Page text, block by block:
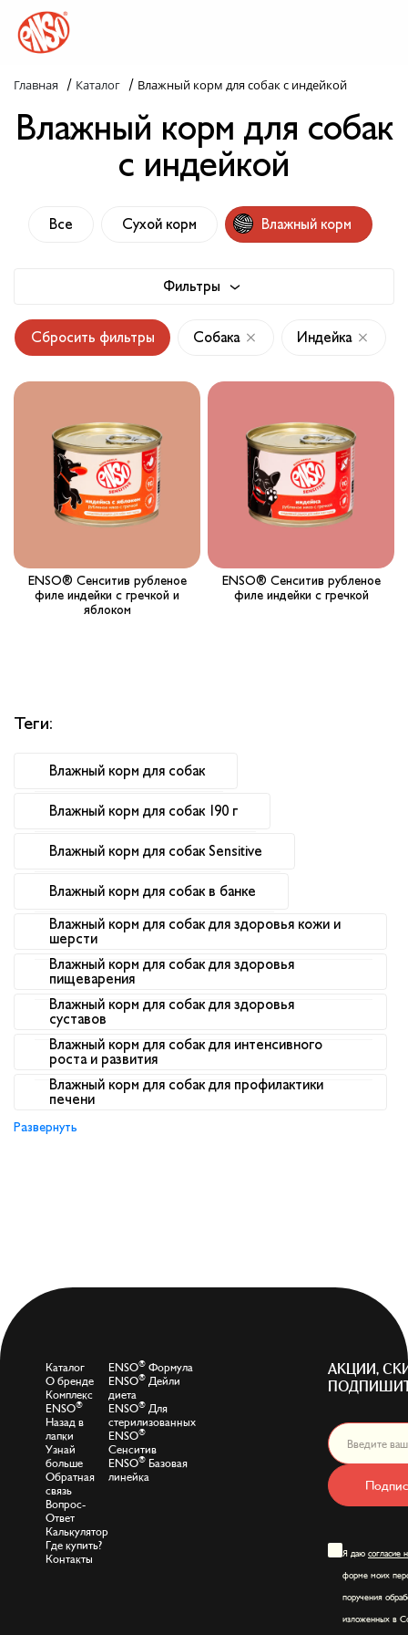
Назад в лапки
Попробуй пойми!
Вопрос-ответ
Где купить ?
Контакты
Главная / Каталог / Влажный корм для собак с индейкой
Влажный корм для собак
с индейкой
Все Сухой корм Влажный корм
Фильтры
Сбросить фильтры Собака Индейка
ENSO® Сенситив рубленое
филе индейки с гречкой и
яблоком
ENSO® Сенситив рубленое
филе индейки с гречкой
Теги:
Влажный корм для собак
Влажный корм для собак 190 г
Влажный корм для собак Sensitive
Влажный корм для собак в банке
Влажный корм для собак для здоровья кожи и
шерсти
Влажный корм для собак для здоровья
пищеварения
Влажный корм для собак для здоровья
суставов
Влажный корм для собак для интенсивного
роста и развития
Влажный корм для собак для профилактики
печени
Развернуть
Каталог
О бренде
Комплекс
ENSO®
Назад в
лапки
Узнай
больше
Обратная
связь
Вопрос-
Ответ
Калькулятор
Где купить?
Контакты
ENSO® Формула
ENSO® Дейли
диета
ENSO® Для
стерилизованных
ENSO®
Сенситив
ENSO® Базовая
линейка
АКЦИИ,
Я даю согласие
форме моих
поручения
изложенных в